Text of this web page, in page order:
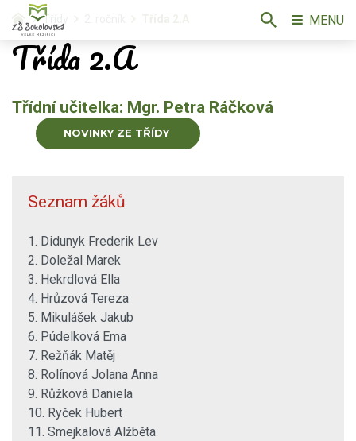
Třídy
Třída 2.A
Třídní učitelka: Mgr. Petra Ráčková
NOVINKY ZE TŘÍDY
Seznam žáků
1. Didunyk Frederik Lev
2. Doležal Marek
3. Hekrdlová Ella
4. Hrůzová Tereza
5. Mikulášek Jakub
6. Púdelková Ema
7. Režňák Matěj
8. Rolínová Jolana Anna
9. Růžková Daniela
10. Ryček Hubert
11. Smejkalová Alžběta
MENU